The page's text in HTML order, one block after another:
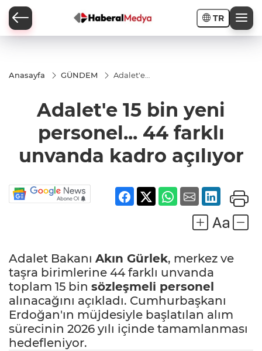
TR
Anasayfa GÜNDEM
Adalet'e
personel...
44 farklı
kadro
açılıyor
Adalet'e 15 bin yeni
personel... 44 farklı
unvanda kadro açılıyor
Adalet Bakanı Akın Gürlek, merkez ve
taşra birimlerine 44 farklı unvanda
toplam 15 bin sözleşmeli personel
alınacağını açıkladı. Cumhurbaşkanı
Erdoğan'ın müjdesiyle başlatılan alım
sürecinin 2026 yılı içinde tamamlanması
hedefleniyor.